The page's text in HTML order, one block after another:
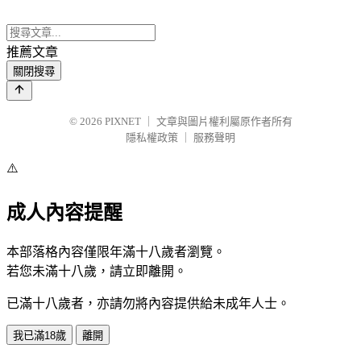
推薦文章
關閉搜尋
© 2026 PIXNET
文章與圖片權利屬原作者所有
隱私權政策
服務聲明
⚠️
成人內容提醒
本部落格內容僅限年滿十八歲者瀏覽。
若您未滿十八歲，請立即離開。
已滿十八歲者，亦請勿將內容提供給未成年人士。
我已滿18歲 離開